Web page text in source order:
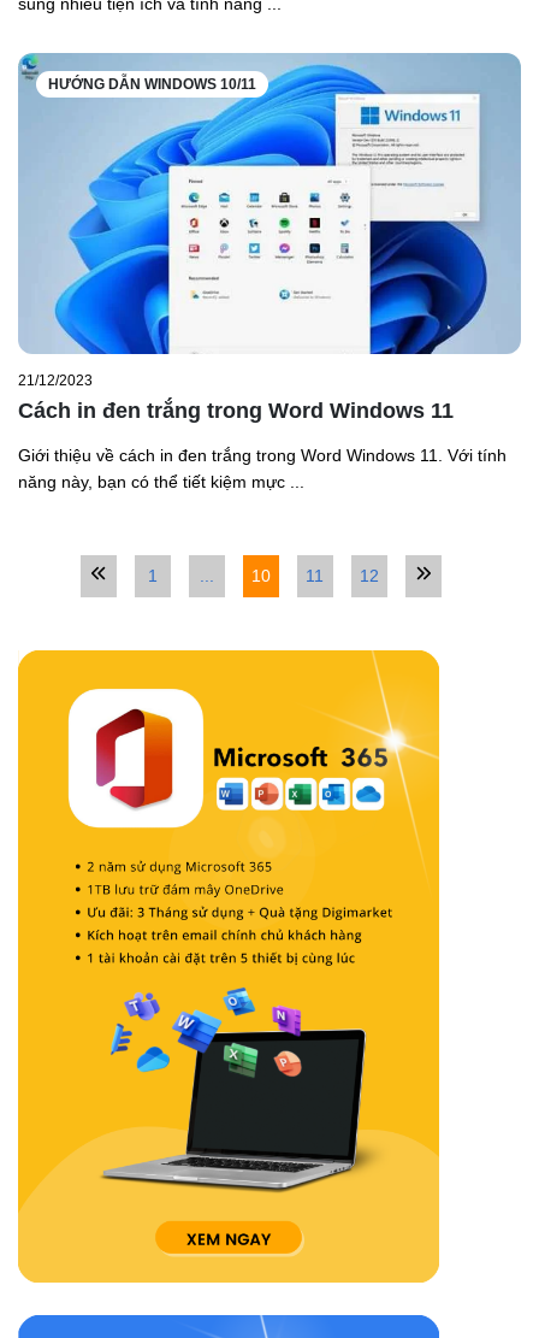
HƯỚNG DẪN WINDOWS 10/11
21/12/2023
Cách in đen trắng trong Word Windows 11
Giới thiệu về cách in đen trắng trong Word Windows 11. Với tính
năng này, bạn có thể tiết kiệm mực ...
1 10 11 12